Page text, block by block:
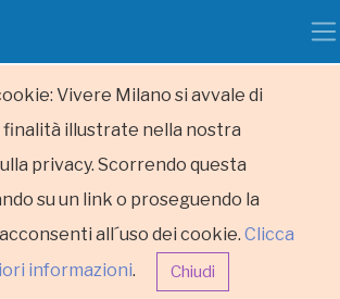
Vivere Milano si avvale di
illustrate nella nostra
privacy. Scorrendo questa
su un link o proseguendo la
all´uso dei cookie. Clicca
informazioni. Chiudi